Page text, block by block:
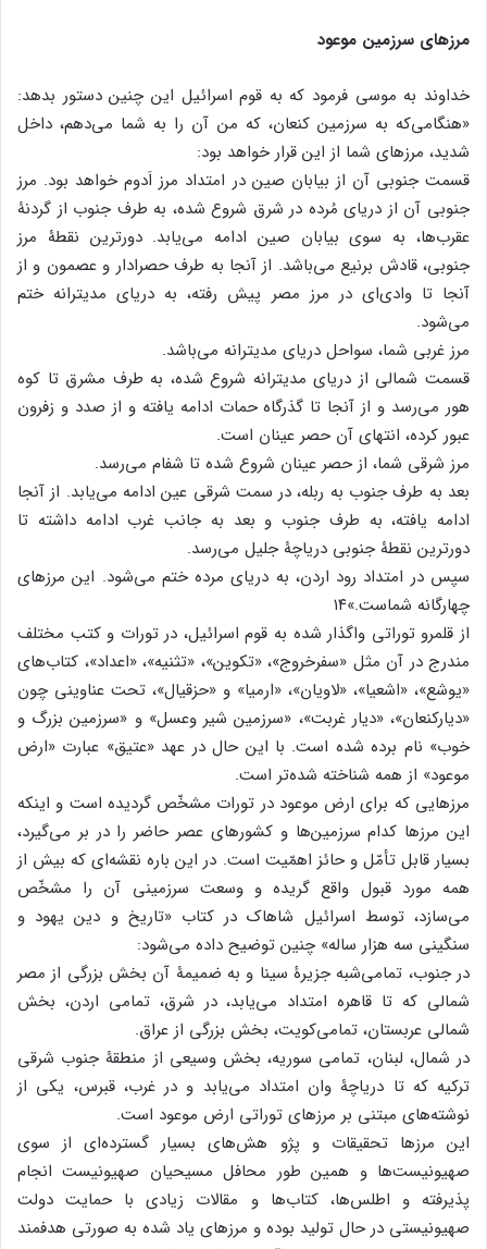
مرزهای سرزمین موعود
خداوند به موسی فرمود که به قوم اسرائیل این چنین دستور بدهد:
«هنگامی‌که به سرزمین کنعان، که من آن را به شما می‌دهم، داخل
شدید، مرزهای شما از این قرار خواهد بود:
قسمت جنوبی آن از بیابان صین در امتداد مرز اَدوم خواهد بود. مرز
جنوبی آن از دریای مُرده در شرق شروع شده، به طرف جنوب از گردنۀ
عقرب‌ها، به سوی بیابان صین ادامه می‌یابد. دورترین نقطۀ مرز
جنوبی، قادش برنیع می‌باشد. از آنجا به طرف حصرادار و عصمون و از
آنجا تا وادی‌ای در مرز مصر پیش رفته، به دریای مدیترانه ختم
می‌شود.
مرز غربی شما، سواحل دریای مدیترانه می‌باشد.
قسمت شمالی از دریای مدیترانه شروع شده، به طرف مشرق تا کوه
هور می‌رسد و از آنجا تا گذرگاه حمات ادامه یافته و از صدد و زفرون
عبور کرده، انتهای آن حصر عینان است.
مرز شرقی شما، از حصر عینان شروع شده تا شفام می‌رسد.
بعد به طرف جنوب به ربله، در سمت شرقی عین ادامه می‌یابد. از آنجا
ادامه یافته، به طرف جنوب و بعد به جانب غرب ادامه داشته تا
دورترین نقطۀ جنوبی دریاچۀ جلیل می‌رسد.
سپس در امتداد رود اردن، به دریای مرده ختم می‌شود. این مرزهای
چهارگانه شماست.»۱۴
از قلمرو توراتی واگذار شده به قوم اسرائیل، در تورات و کتب مختلف
مندرج در آن مثل «سفرخروج»، «تکوین»، «تثنیه»، «اعداد»، کتاب‌های
«یوشع»، «اشعیا»، «لاویان»، «ارمیا» و «حزقیال»، تحت عناوینی چون
«دیارکنعان»، «دیار غربت»، «سرزمین شیر وعسل» و «سرزمین بزرگ و
خوب» نام برده شده است. با این حال در عهد «عتیق» عبارت «ارض
موعود» از همه شناخته شده‌تر است.
مرزهایی که برای ارض موعود در تورات مشخّص گردیده است و اینکه
این مرزها کدام سرزمین‌ها و کشور‌های عصر حاضر را در بر می‌گیرد،
بسیار قابل تأمّل و حائز اهمّیت است. در این باره نقشه‌ای که بیش از
همه مورد قبول واقع گریده و وسعت سرزمینی آن را مشخّص
می‌سازد، توسط اسرائیل شاهاک در کتاب «تاریخ و دین یهود و
سنگینی سه هزار ساله» چنین توضیح داده می‌شود:
در جنوب، تمامی‌شبه جزیرۀ سینا و به ضمیمۀ آن بخش بزرگی از مصر
شمالی که تا قاهره امتداد می‌یابد، در شرق، تمامی اردن، بخش
شمالی عربستان، تمامی‌کویت، بخش بزرگی از عراق.
در شمال، لبنان، تمامی سوریه، بخش وسیعی از منطقۀ جنوب شرقی
ترکیه که تا دریاچۀ وان امتداد می‌یابد و در غرب، قبرس، یکی از
نوشته‌های مبتنی بر مرزهای توراتی ارض موعود است.
این مرزها تحقیقات و پژو هش‌های بسیار گسترده‌ای از سوی
صهیونیست‌ها و همین طور محافل مسیحیان صهیونیست انجام
پذیرفته و اطلس‌ها، کتاب‌ها و مقالات زیادی با حمایت دولت
صهیونیستی در حال تولید بوده و مرز‌های یاد شده به صورتی هدفمند